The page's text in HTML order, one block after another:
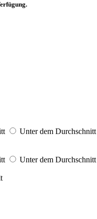
Unter dem Durchschnitt
Unter dem Durchschnitt